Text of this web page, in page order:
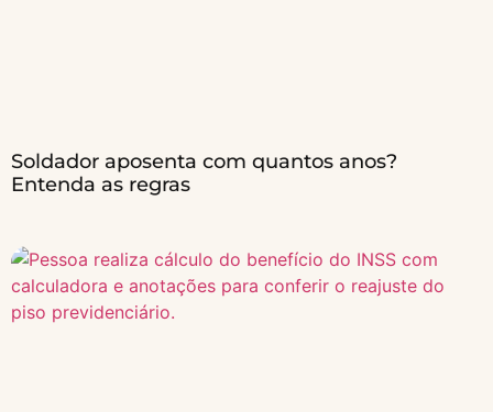
Soldador aposenta com quantos anos?
Entenda as regras